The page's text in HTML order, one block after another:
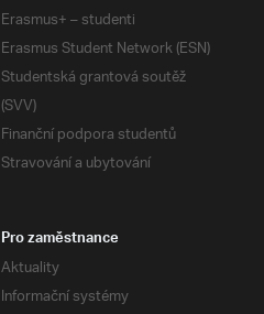
Erasmus+ – studenti
Erasmus Student Network (ESN)
Studentská grantová soutěž
(SVV)
Finanční podpora studentů
Stravování a ubytování
Pro zaměstnance
Aktuality
Informační systémy